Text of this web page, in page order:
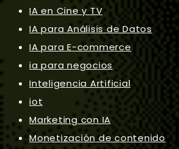
IA en Cine y TV
IA para Análisis de Datos
IA para E-commerce
ia para negocios
Inteligencia Artificial
iot
Marketing con IA
Monetización de contenido